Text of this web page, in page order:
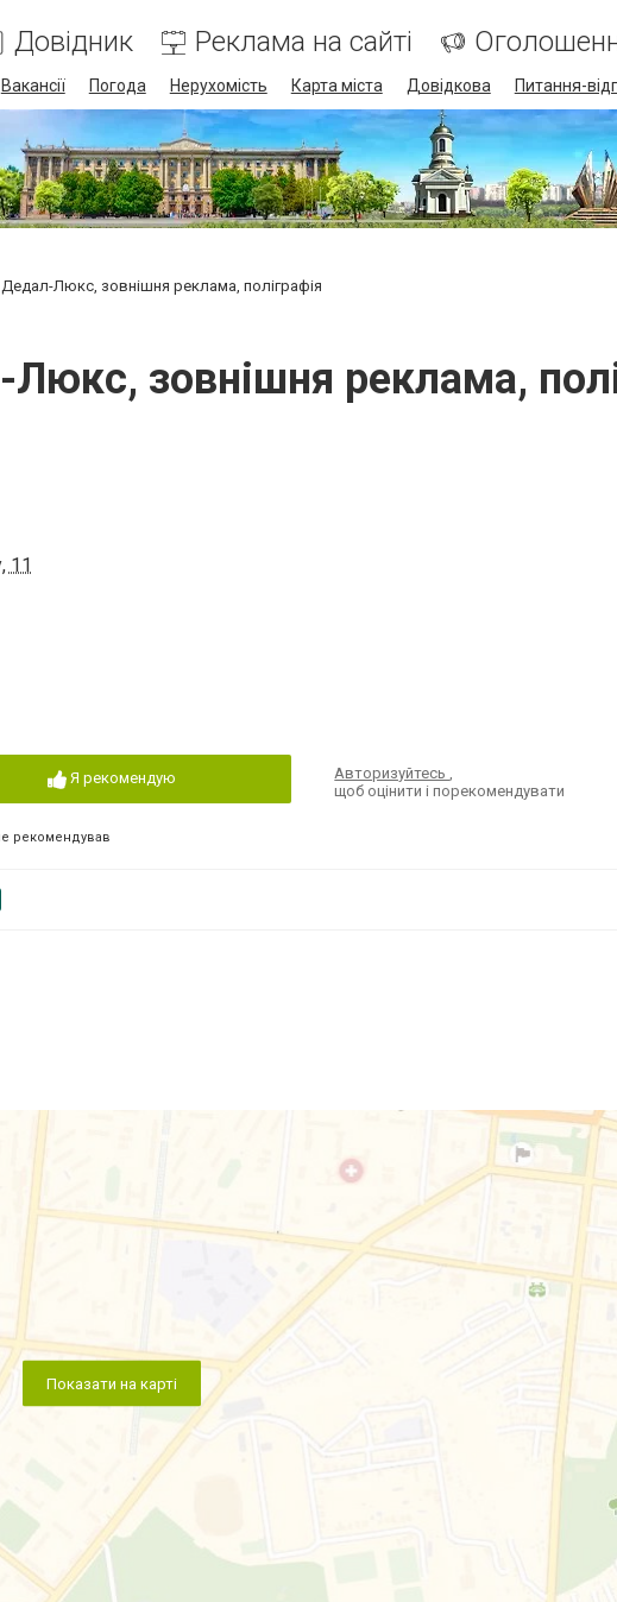
Довідник Реклама на сайті
Вакансії Погода Нерухомість Карта міста Довідкова Питання-
Дедал-Люкс, зовнішня реклама, поліграфія
зовнішня реклама,
11
Я рекомендую
рекомендував
Авторизуйтесь,
щоб оцінити і порекомендувати
Показати на карті